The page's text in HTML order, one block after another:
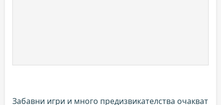
Забавни игри и много предизвикателства очакват